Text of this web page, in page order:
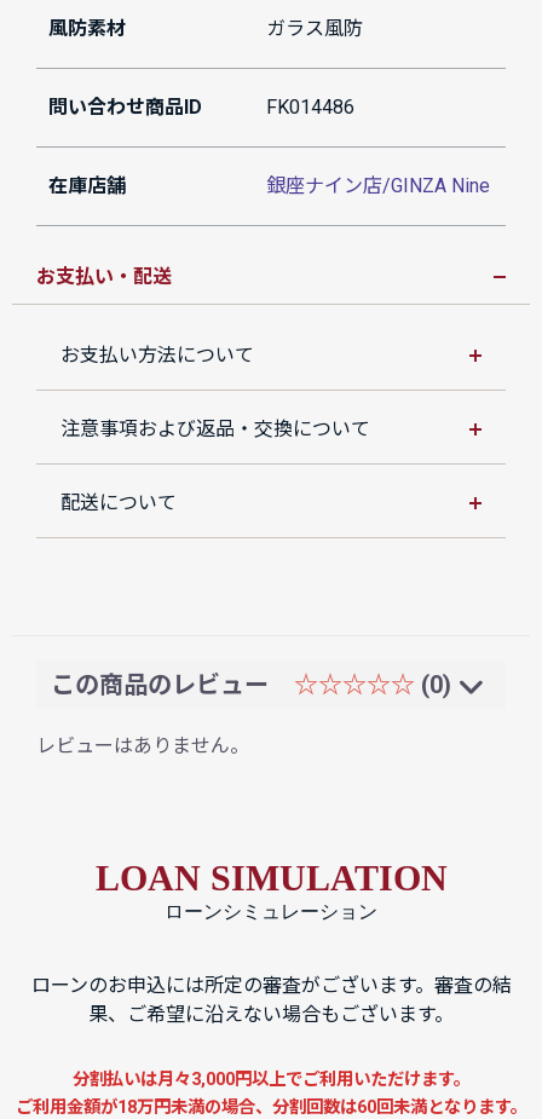
風防素材 ガラス風防
問い合わせ商品ID FK014486
在庫店舗 銀座ナイン店/GINZA Nine
お支払い・配送
お支払い方法について
注意事項および返品・交換について
配送について
この商品のレビュー ☆☆☆☆☆ (0)
レビューはありません。
LOAN SIMULATION
ローンシミュレーション
ローンのお申込には所定の審査がございます。審査の結
果、ご希望に沿えない場合もございます。
分割払いは月々3,000円以上でご利用いただけます。
ご利用金額が18万円未満の場合、分割回数は60回未満となります。